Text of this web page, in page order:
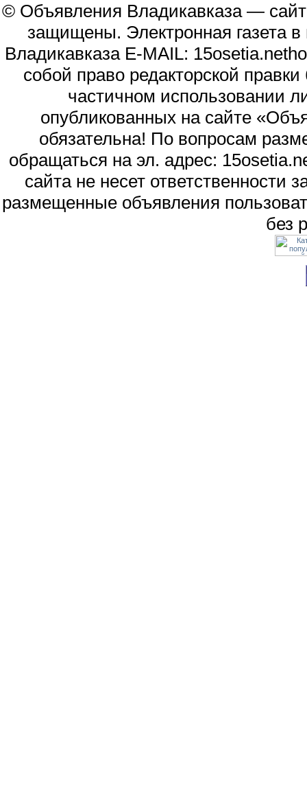
© Объявления Владикавказа —
защищены. Электронная газета
Владикавказа E-MAIL:
собой право редакторской
частичном использовании
опубликованных на сайте
обязательна! По вопросам
обращаться на эл. адрес:
сайта не несет
размещенные объявления
без